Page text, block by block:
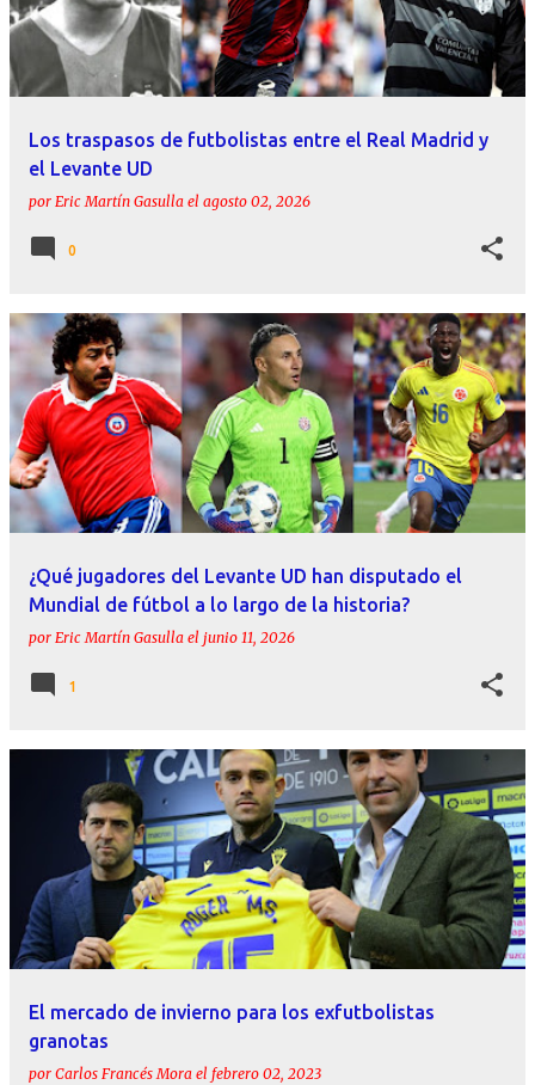
r
a
d
Los traspasos de futbolistas entre el Real Madrid y
el Levante UD
por Eric Martín Gasulla el agosto 02, 2026
0
¿Qué jugadores del Levante UD han disputado el
Mundial de fútbol a lo largo de la historia?
por Eric Martín Gasulla el junio 11, 2026
1
El mercado de invierno para los exfutbolistas
granotas
por Carlos Francés Mora el febrero 02, 2023